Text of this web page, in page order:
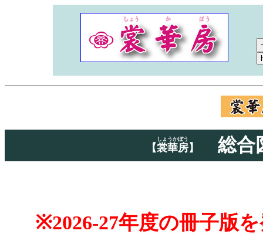
【裳華房
しょうかぼう
】 総合
※2026-27年度の冊子版